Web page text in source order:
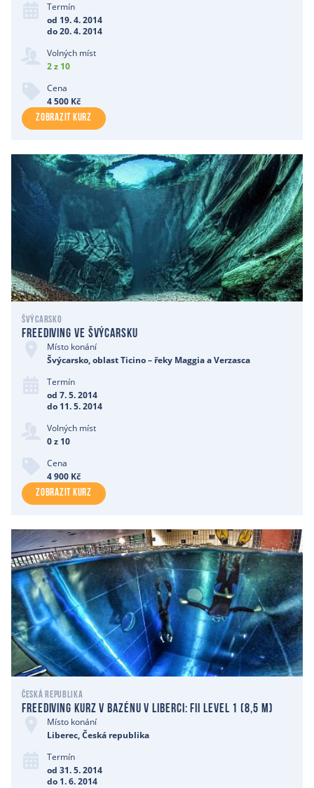
Termín
od 19. 4. 2014
do 20. 4. 2014
Volných míst
2 z 10
Cena
4 500 Kč
ZOBRAZIT KURZ
Švýcarsko
Freediving ve Švýcarsku
Místo konání
Švýcarsko, oblast Ticino – řeky Maggia a Verzasca
Termín
od 7. 5. 2014
do 11. 5. 2014
Volných míst
0 z 10
Cena
4 900 Kč
ZOBRAZIT KURZ
Česká republika
Freediving kurz v bazénu v Liberci: Fii level 1 (8,5 m)
Místo konání
Liberec, Česká republika
Termín
od 31. 5. 2014
do 1. 6. 2014